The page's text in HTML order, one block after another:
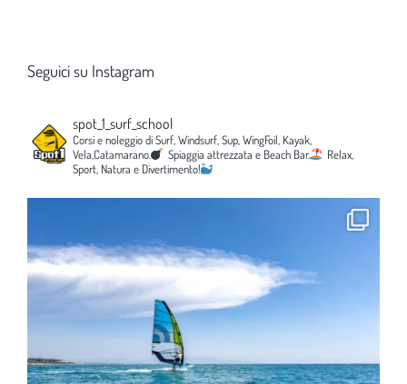
Seguici su Instagram
spot_1_surf_school
Corsi e noleggio di Surf, Windsurf, Sup, WingFoil, Kayak,
Vela,Catamarano.
Spiaggia attrezzata e Beach Bar.
Relax,
Sport, Natura e Divertimento!